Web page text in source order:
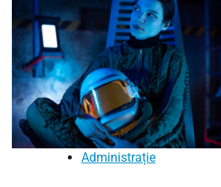
Administrație